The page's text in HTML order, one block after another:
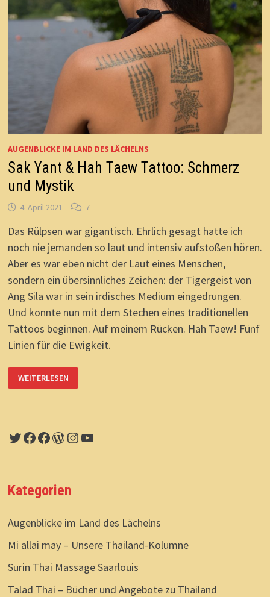
AUGENBLICKE IM LAND DES LÄCHELNS
Sak Yant & Hah Taew Tattoo: Schmerz
und Mystik
4. April 2021 7
Das Rülpsen war gigantisch. Ehrlich gesagt hatte ich
noch nie jemanden so laut und intensiv aufstoßen hören.
Aber es war eben nicht der Laut eines Menschen,
sondern ein übersinnliches Zeichen: der Tigergeist von
Ang Sila war in sein irdisches Medium eingedrungen.
Und konnte nun mit dem Stechen eines traditionellen
Tattoos beginnen. Auf meinem Rücken. Hah Taew! Fünf
Linien für die Ewigkeit.
YANT
&
UND
MYSTIK
WEITERLESEN
Twitter
Facebook
Facebook
WordPress
Instagram
YouTube
Kategorien
Augenblicke im Land des Lächelns
Mi allai may – Unsere Thailand-Kolumne
Surin Thai Massage Saarlouis
Talad Thai – Bücher und Angebote zu Thailand